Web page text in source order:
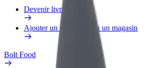
Devenir livreur
Ajouter un restaurant ou un magasin
Bolt Food